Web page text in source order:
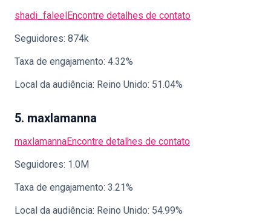
shadi_faleelEncontre detalhes de contato
Seguidores: 874k
Taxa de engajamento: 4.32%
Local da audiência: Reino Unido: 51.04%
5. maxlamanna
maxlamannaEncontre detalhes de contato
Seguidores: 1.0M
Taxa de engajamento: 3.21%
Local da audiência: Reino Unido: 54.99%